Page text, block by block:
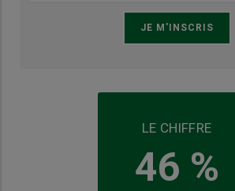
LE CHIFFRE
46 %